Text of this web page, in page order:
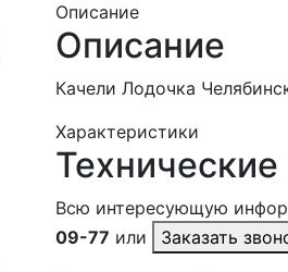
Описание
Описание
Качели Лодочка
Характеристики
Всю интересующую
09-77 или Заказать